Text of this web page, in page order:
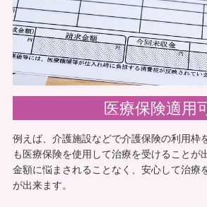
医療保険適用
例えば、介護施設などで介護保険の利用枠
も医療保険を使用して治療を受けることが
金額に悩まされることなく、安心して治療
が出来ます。
てくださるのが私たちにとってはとて
ね。
すみれ治療院から
介護保険の枠がいっぱいでも、訪問鍼
用ください。